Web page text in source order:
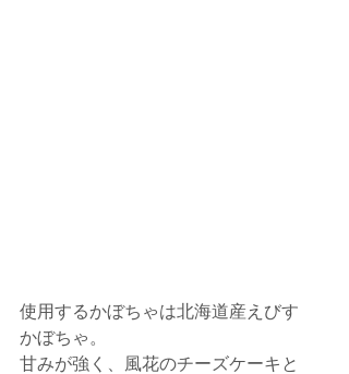
使用するかぼちゃは北海道産えびす
かぼちゃ。
甘みが強く、風花のチーズケーキと